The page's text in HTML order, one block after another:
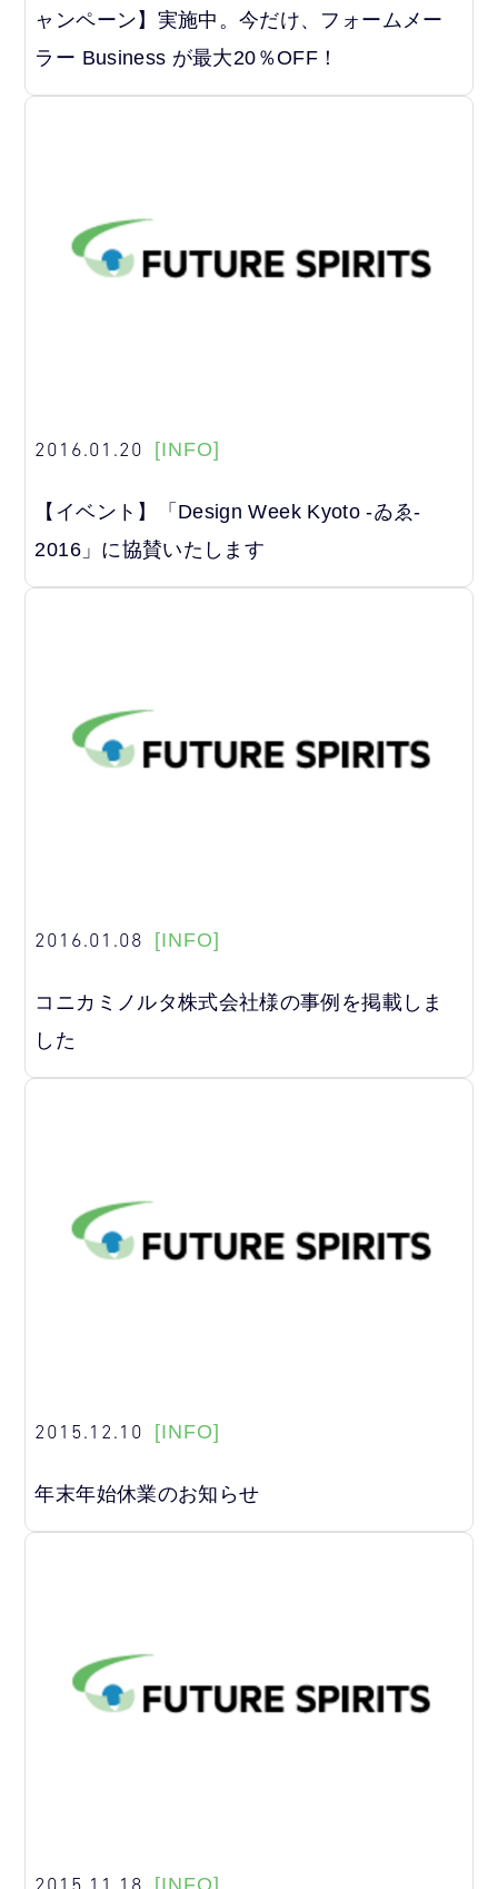
ャンペーン】実施中。今だけ、フォームメー
ラー Business が最大20％OFF！
2016.01.20 [INFO]
【イベント】「Design Week Kyoto -ゐゑ-
2016」に協賛いたします
2016.01.08 [INFO]
コニカミノルタ株式会社様の事例を掲載しま
した
2015.12.10 [INFO]
年末年始休業のお知らせ